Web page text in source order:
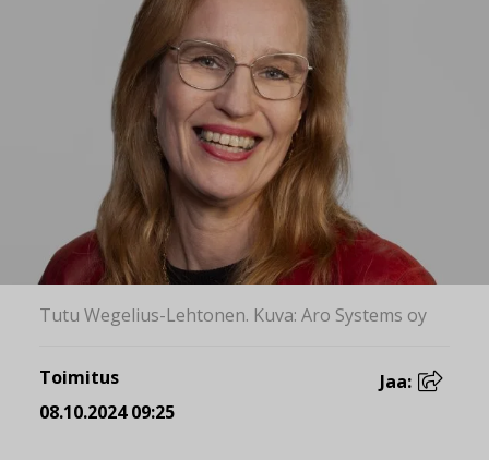
Tutu Wegelius-Lehtonen. Kuva: Aro Systems oy
Toimitus
08.10.2024 09:25
Jaa: